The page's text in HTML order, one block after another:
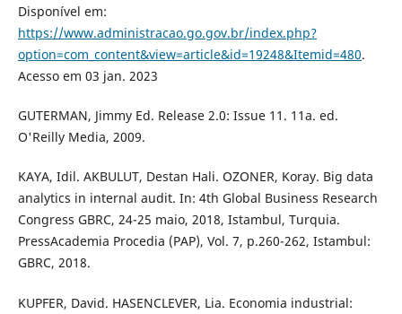
Disponível em:
https://www.administracao.go.gov.br/index.php?
option=com_content&view=article&id=19248&Itemid=480.
Acesso em 03 jan. 2023
GUTERMAN, Jimmy Ed. Release 2.0: Issue 11. 11a. ed.
O'Reilly Media, 2009.
KAYA, Idil. AKBULUT, Destan Hali. OZONER, Koray. Big data
analytics in internal audit. In: 4th Global Business Research
Congress GBRC, 24-25 maio, 2018, Istambul, Turquia.
PressAcademia Procedia (PAP), Vol. 7, p.260-262, Istambul:
GBRC, 2018.
KUPFER, David. HASENCLEVER, Lia. Economia industrial: